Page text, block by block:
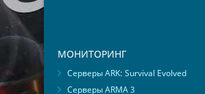
МОНИТОРИНГ
Серверы ARK: Survival Evolved
Серверы ARMA 3